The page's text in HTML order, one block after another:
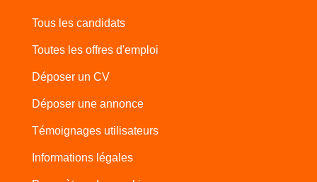
Tous les candidats
Toutes les offres d'emploi
Déposer un CV
Déposer une annonce
Témoignages utilisateurs
Informations légales